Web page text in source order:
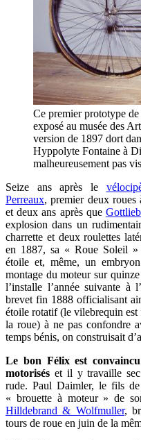
Ce premier prototype
exposé au musée des
version de 1897 dort
Hyppolyte Fontaine à
malheureusement pas
Seize ans après le
Perreaux, premier deux roues
et deux ans après que
explosion dans un
charrette et deux roulettes
en 1887, sa « Roue Soleil
étoile et, même, un
montage du moteur sur
l’installe l’année suivante à
brevet fin 1888 officialisant
étoile rotatif (le vilebrequin est
la roue) à ne pas confondre
temps bénis, on construisait
Le bon Félix est
motorisés et il y travaille
rude. Paul Daimler, le fils
« brouette à moteur » de
Hilldebrand & Wolfmuller,
tours de roue en juin de la